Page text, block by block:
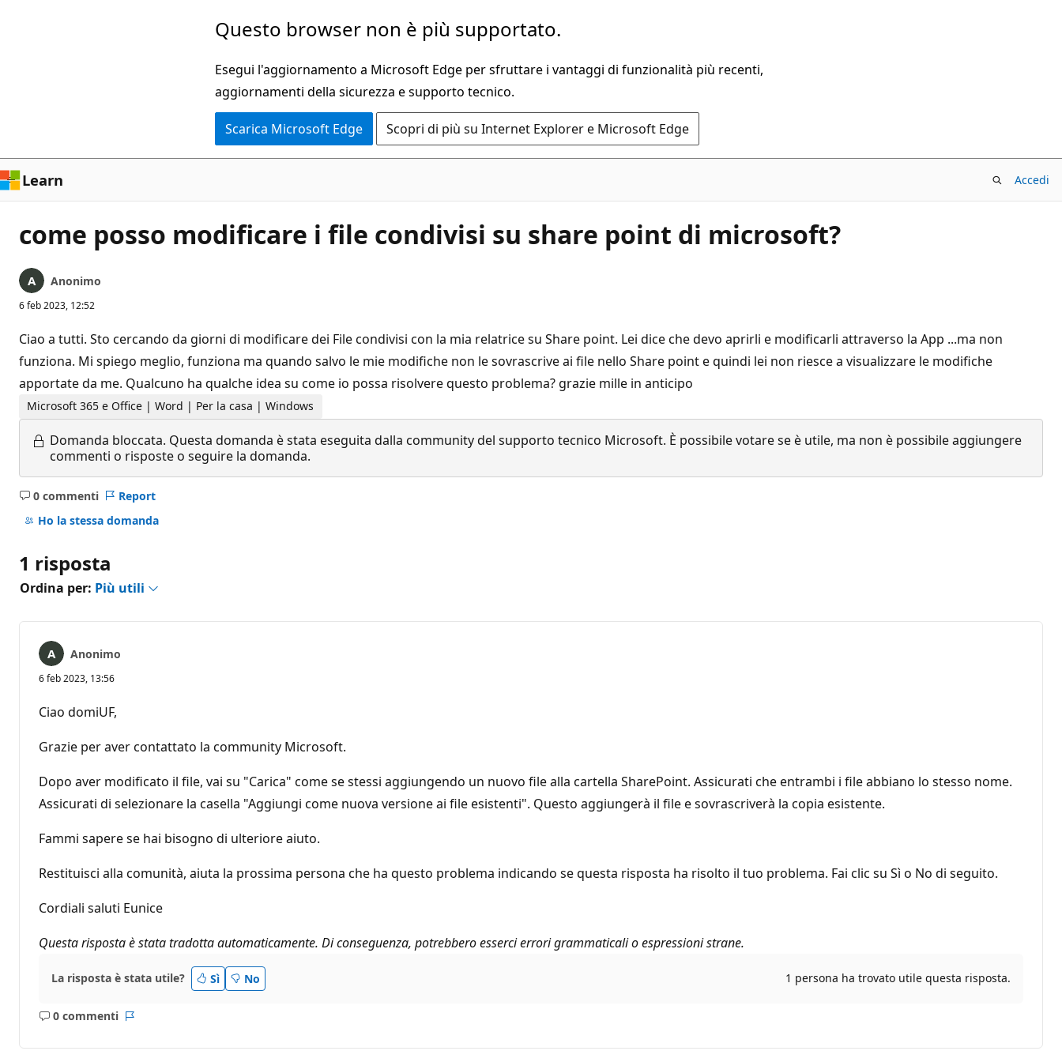
Questo browser non è più supportato.
Esegui l'aggiornamento a Microsoft Edge per sfruttare i vantaggi di funzionalità più recenti,
aggiornamenti della sicurezza e supporto tecnico.
Scarica Microsoft Edge Scopri di più su Internet Explorer e Microsoft Edge
Learn Accedi
come posso modificare i file condivisi su share point di microsoft?
Anonimo
6 feb 2023, 12:52
Ciao a tutti. Sto cercando da giorni di modificare dei File condivisi con la mia relatrice su Share point. Lei dice che devo aprirli e modificarli attraverso la App ...ma non
funziona. Mi spiego meglio, funziona ma quando salvo le mie modifiche non le sovrascrive ai file nello Share point e quindi lei non riesce a visualizzare le modifiche
apportate da me. Qualcuno ha qualche idea su come io possa risolvere questo problema? grazie mille in anticipo
Microsoft 365 e Office | Word | Per la casa | Windows
Domanda bloccata. Questa domanda è stata eseguita dalla community del supporto tecnico Microsoft. È possibile votare se è utile, ma non è possibile aggiungere
commenti o risposte o seguire la domanda.
0 commenti
Nessun
commento
Report
Ho la stessa domanda
1 risposta
Ordina per: Più utili
Anonimo
6 feb 2023, 13:56
Ciao domiUF,
Grazie per aver contattato la community Microsoft.
Dopo aver modificato il file, vai su "Carica" come se stessi aggiungendo un nuovo file alla cartella SharePoint. Assicurati che entrambi i file abbiano lo stesso nome.
Assicurati di selezionare la casella "Aggiungi come nuova versione ai file esistenti". Questo aggiungerà il file e sovrascriverà la copia esistente.
Fammi sapere se hai bisogno di ulteriore aiuto.
Restituisci alla comunità, aiuta la prossima persona che ha questo problema indicando se questa risposta ha risolto il tuo problema. Fai clic su Sì o No di seguito.
Cordiali saluti Eunice
Questa risposta è stata tradotta automaticamente. Di conseguenza, potrebbero esserci errori grammaticali o espressioni strane.
La risposta è stata utile? Sì No 1 persona ha trovato utile questa risposta.
0 commenti
Nessun